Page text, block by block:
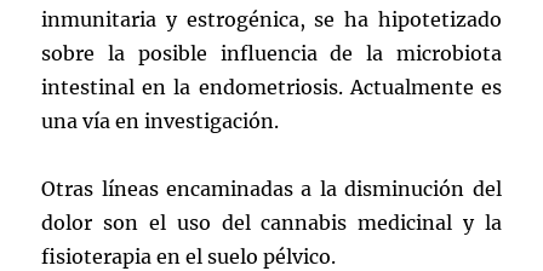
inmunitaria y estrogénica, se ha hipotetizado
sobre la posible influencia de la microbiota
intestinal en la endometriosis. Actualmente es
una vía en investigación.
Otras líneas encaminadas a la disminución del
dolor son el uso del cannabis medicinal y la
fisioterapia en el suelo pélvico.